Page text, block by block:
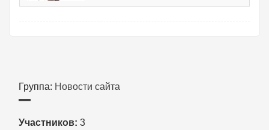
Группа: Новости сайта
Участников: 3